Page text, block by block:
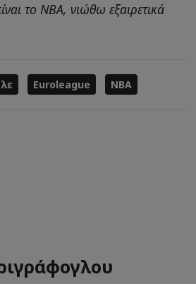
το ΝΒΑ, νιώθω εξαιρετικά
Euroleague NBA